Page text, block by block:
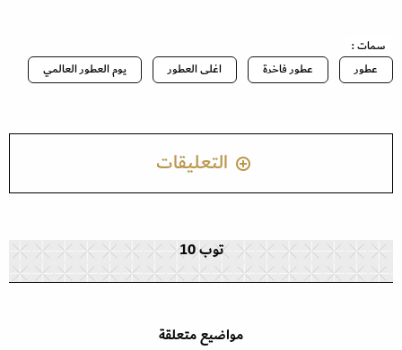
سمات :
عطور
عطور فاخرة اغلى العطور يوم العطور العالمي
التعليقات
توب 10
مواضيع متعلقة